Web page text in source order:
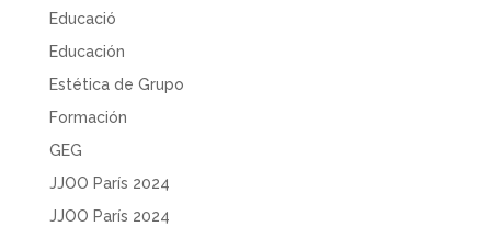
Educació
Educación
Estética de Grupo
Formación
GEG
JJOO París 2024
JJOO París 2024